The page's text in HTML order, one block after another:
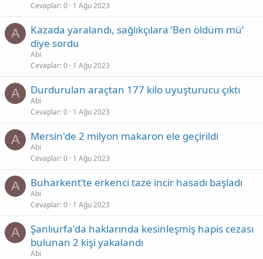
Cevaplar 0 1 Ağu 2023
A
Kazada yaralandı, sağlıkçılara ‘Ben öldüm mü’
diye sordu
Abi
Cevaplar 0 1 Ağu 2023
A Durdurulan araçtan 177 kilo uyuşturucu çıktı
Abi
Cevaplar 0 1 Ağu 2023
A Mersin'de 2 milyon makaron ele geçirildi
Abi
Cevaplar 0 1 Ağu 2023
A Buharkent’te erkenci taze incir hasadı başladı
Abi
Cevaplar 0 1 Ağu 2023
A
Şanlıurfa'da haklarında kesinleşmiş hapis cezası
bulunan 2 kişi yakalandı
Abi